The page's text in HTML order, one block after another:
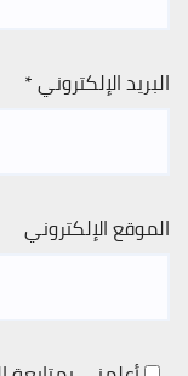
البريد الإلكتروني*
الموقع الإلكتروني